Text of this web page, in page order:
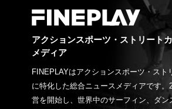
アクションスポーツ・ストリート
メディア
FINEPLAYはアクションスポーツ・スト
に特化した総合ニュースメディアです。
営を開始し、世界中のサーフィン、ダン